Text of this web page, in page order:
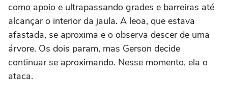
como apoio e ultrapassando grades e barreiras até
alcançar o interior da jaula. A leoa, que estava
afastada, se aproxima e o observa descer de uma
árvore. Os dois param, mas Gerson decide
continuar se aproximando. Nesse momento, ela o
ataca.